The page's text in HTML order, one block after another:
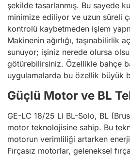
şekilde tasarlanmış. Bu sayede
minimize ediliyor ve uzun süreli
kontrolü kaybetmeden işlem
Makinenin ağırlığı, taşınabilirlik
sunuyor; işiniz nerede olursa
götürebilirsiniz. Özellikle bahçe
uygulamalarda bu özellik büyük
Güçlü Motor ve BL
GE-LC 18/25 Li BL-Solo, BL
motor teknolojisine sahip. Bu
motorun verimliliği artarken
Fırçasız motorlar, geleneksel